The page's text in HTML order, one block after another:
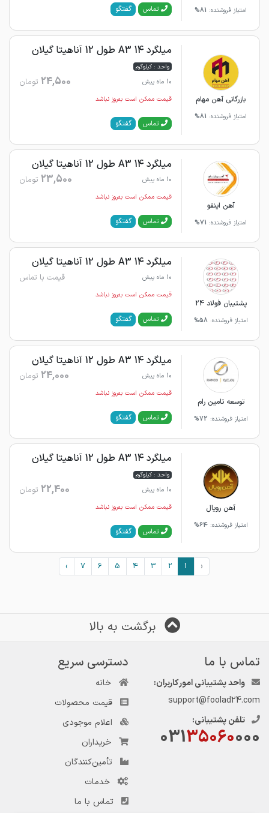
امتیاز فروشنده: 81% تماس گفتگو
بازرگانی آهن مهام
امتیاز فروشنده: 81%
میلگرد 14 A3 طول 12 آناهیتا گیلان
واحد : کیلوگرم
10 ماه پیش
24,500 تومان
قیمت ممکن است به‌روز نباشد
تماس گفتگو
آهن اینفو
امتیاز فروشنده: 71%
میلگرد 14 A3 طول 12 آناهیتا گیلان
10 ماه پیش 23,500 تومان
قیمت ممکن است به‌روز نباشد
تماس گفتگو
پشتیبان فولاد 24
امتیاز فروشنده: 58%
میلگرد 14 A3 طول 12 آناهیتا گیلان
10 ماه پیش قیمت با تماس
قیمت ممکن است به‌روز نباشد
تماس گفتگو
توسعه تامین رام
امتیاز فروشنده: 72%
میلگرد 14 A3 طول 12 آناهیتا گیلان
10 ماه پیش 24,000 تومان
قیمت ممکن است به‌روز نباشد
تماس گفتگو
آهن رویال
امتیاز فروشنده:64%
میلگرد 14 A3 طول 12 آناهیتا گیلان
واحد : کیلوگرم
10 ماه پیش
22,400 تومان
قیمت ممکن است به‌روز نباشد
تماس گفتگو
‹
1
2
3
4
5
6
7
›
برگشت به بالا
تماس با ما
واحد پشتیبانی امور کاربران:
support@foolad24.com
تلفن پشتیبانی:
03135060000
دسترسی سریع
خانه
قیمت محصولات
اعلام موجودی
خریداران
تأمین‌کنندگان
خدمات
تماس با ما